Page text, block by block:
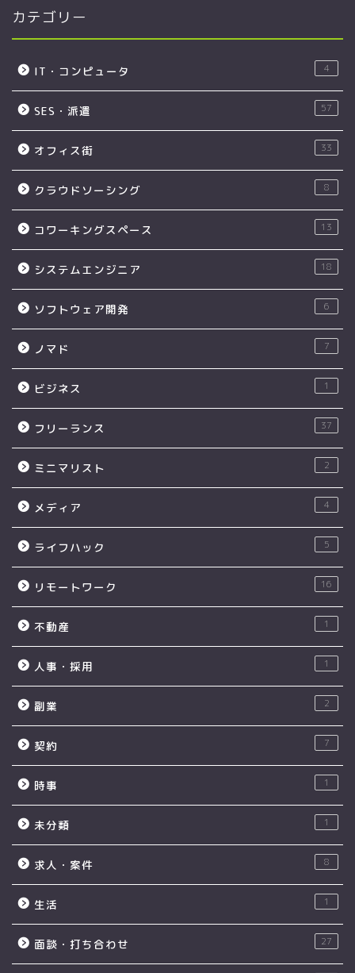
カテゴリー
IT・コンピュータ 4
SES・派遣 57
オフィス街 33
クラウドソーシング 8
コワーキングスペース 13
システムエンジニア 18
ソフトウェア開発 6
ノマド 7
ビジネス 1
フリーランス 37
ミニマリスト 2
メディア 4
ライフハック 5
リモートワーク 16
不動産 1
人事・採用 1
副業 2
契約 7
時事 1
未分類 1
求人・案件 8
生活 1
面談・打ち合わせ 27